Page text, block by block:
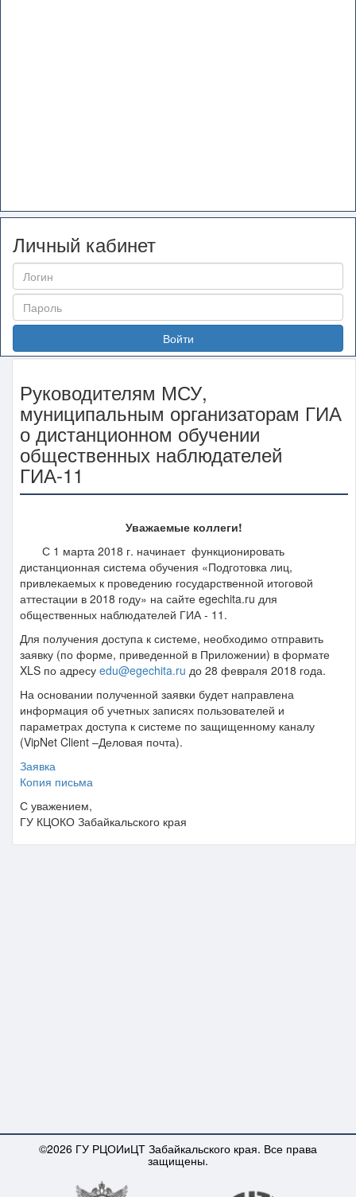
Личный кабинет
Войти
Руководителям МСУ,
муниципальным организаторам ГИА
о дистанционном обучении
общественных наблюдателей
ГИА-11
Уважаемые коллеги!
С 1 марта 2018 г. начинает функционировать
дистанционная система обучения «Подготовка лиц,
привлекаемых к проведению государственной итоговой
аттестации в 2018 году» на сайте egechita.ru для
общественных наблюдателей ГИА - 11.
Для получения доступа к системе, необходимо отправить
заявку (по форме, приведенной в Приложении) в формате
XLS по адресу edu@egechita.ru до 28 февраля 2018 года.
На основании полученной заявки будет направлена
информация об учетных записях пользователей и
параметрах доступа к системе по защищенному каналу
(VipNet Client –Деловая почта).
Заявка
Копия письма
С уважением,
ГУ КЦОКО Забайкальского края
©2026 ГУ РЦОИиЦТ Забайкальского края. Все права
защищены.